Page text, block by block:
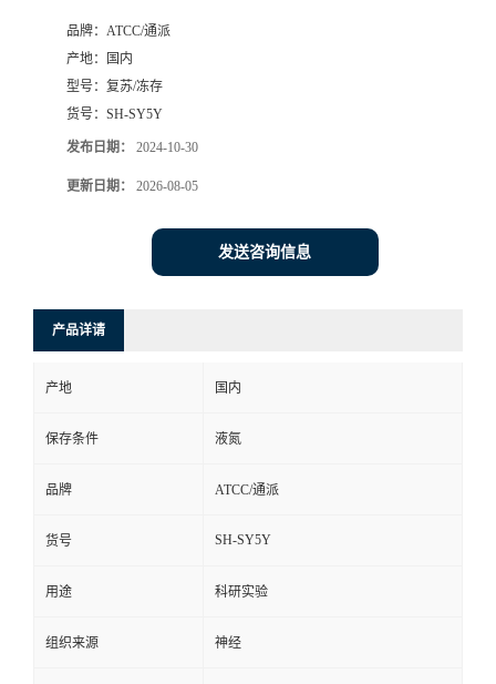
品牌： ATCC/通派
产地：
国内
型号： 复苏/冻存
货号： SH-SY5Y
发布日期： 2024-10-30
更新日期： 2026-08-05
发送咨询信息
产品详请
产地 国内
保存条件 液氮
品牌 ATCC/通派
货号 SH-SY5Y
用途 科研实验
组织来源 神经